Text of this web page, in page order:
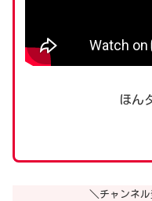
ほん
＼チャンネ